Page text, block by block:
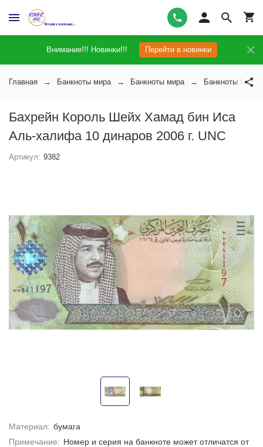
Внимание!!! Новинки!!! Перейти в новинки
Главная Банкноты мира Банкноты мира Банкноты
Бахрейн Король Шейх Хамад бин Иса
Аль-халифа 10 динаров 2006 г. UNC
Артикул: 9382
Материал: бумага
Примечание: Номер и серия на банкноте может отличатся от